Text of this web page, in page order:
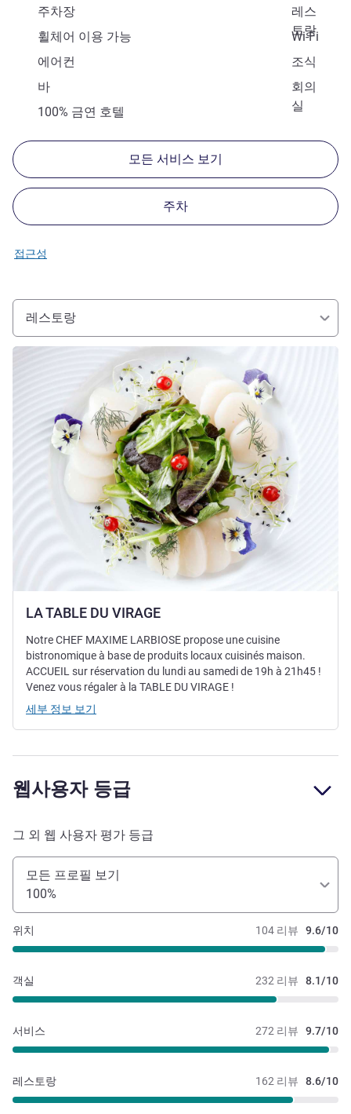
주차장
레스
토랑
휠체어 이용 가능
Wi-Fi
에어컨
조식
바
회의
실
100% 금연 호텔
모든 서비스 보기
주차
접근성
레스토랑
LA TABLE DU VIRAGE
세부 정보 보기
Notre CHEF MAXIME LARBIOSE propose une cuisine
bistronomique à base de produits locaux cuisinés maison.
ACCUEIL sur réservation du lundi au samedi de 19h à 21h45 !
Venez vous régaler à la TABLE DU VIRAGE !
세부 정보 보기
웹사용자 등급
그 외 웹 사용자 평가 등급
모든 프로필 보기
100%
104 리뷰 9.6/10
위치
232 리뷰 8.1/10
객실
272 리뷰 9.7/10
서비스
162 리뷰 8.6/10
레스토랑